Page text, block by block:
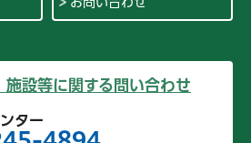
施設等に関する問い合わせ
ター